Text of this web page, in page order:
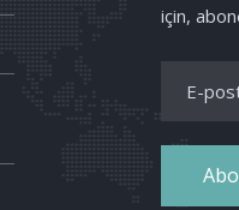
için,